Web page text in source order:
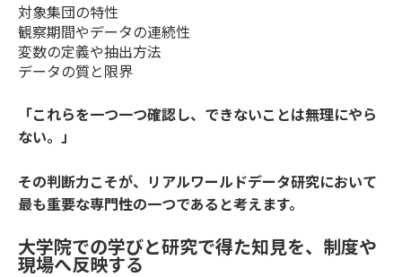
対象集団の特性
観察期間やデータの連続性
変数の定義や抽出方法
データの質と限界
「これらを一つ一つ確認し、できないことは無理にやら
ない。」
その判断力こそが、リアルワールドデータ研究において
最も重要な専門性の一つであると考えます。
大学院での学びと研究で得た知見を、制度や
現場へ反映する